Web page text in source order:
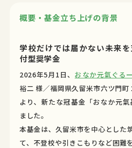
概要・基金立ち上げの背景
学校だけでは届かない未来
付型奨学金
2026年5月1日、 おなか元氣ぐる
裕二 様／福岡県久留米市六ツ門
より、新たな冠基金「おなか元
ました。
本基金は、久留米市を中心とした
て、不登校や引きこもりなど困難